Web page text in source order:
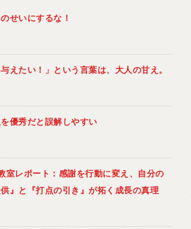
せいにするな！
えたい！」という言葉は、大人の甘え。
優秀だと誤解しやすい
室レポート：感謝を行動に変え、自分の
』と『打点の引き』が拓く成長の真理